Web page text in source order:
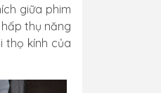
giữa phim
thụ năng
thọ kính của